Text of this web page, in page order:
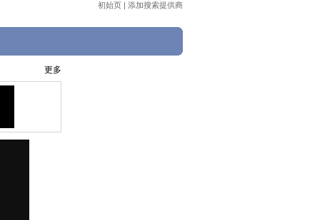
初始页 | 添加搜索提供商
更多